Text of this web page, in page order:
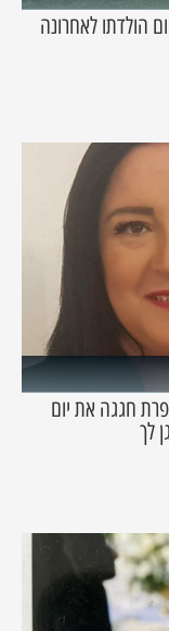
הולדתו לאחרונה
חגגה את יום
לך